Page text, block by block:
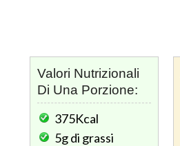
Valori Nutrizionali
Di Una Porzione:
375Kcal
5gdi grassi